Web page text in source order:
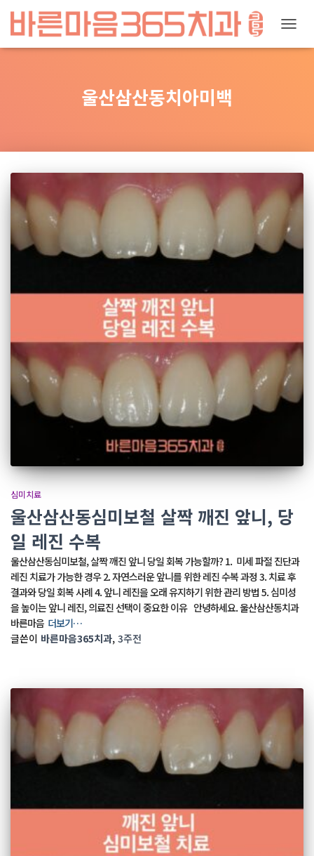
토
글
울산삼산동치아미백
심미치료
울산삼산동심미보철 살짝 깨진 앞니, 당
일 레진 수복
울산삼산동심미보철, 살짝 깨진 앞니 당일 회복 가능할까? 1. 미세 파절 진단과
레진 치료가 가능한 경우 2. 자연스러운 앞니를 위한 레진 수복 과정 3. 치료 후
결과와 당일 회복 사례 4. 앞니 레진을 오래 유지하기 위한 관리 방법 5. 심미성
을 높이는 앞니 레진, 의료진 선택이 중요한 이유 안녕하세요. 울산삼산동치과
바른마음 더보기…
글쓴이 바른마음365치과, 3주전